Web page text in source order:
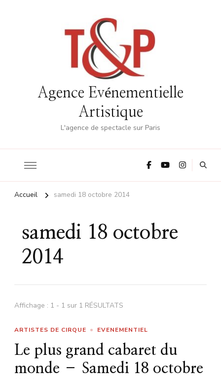
Agence Evénementielle
Artistique
L'agence de spectacle sur Paris
Accueil samedi 18 octobre 2014
samedi 18 octobre
2014
Affichage : 1 - 1 sur 1 RÉSULTATS
ARTISTES DE CIRQUE EVENEMENTIEL
Le plus grand cabaret du
monde – Samedi 18 octobre